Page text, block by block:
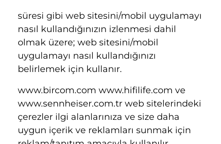
süresi gibi web sitesini/mobil uygulamayı
nasıl kullandığınızın izlenmesi dahil
olmak üzere; web sitesini/mobil
uygulamayı nasıl kullandığınızı
belirlemek için kullanır.
www.bircom.com www.hifilife.com ve
www.sennheiser.com.tr web sitelerindeki
çerezler ilgi alanlarınıza ve size daha
uygun içerik ve reklamları sunmak için